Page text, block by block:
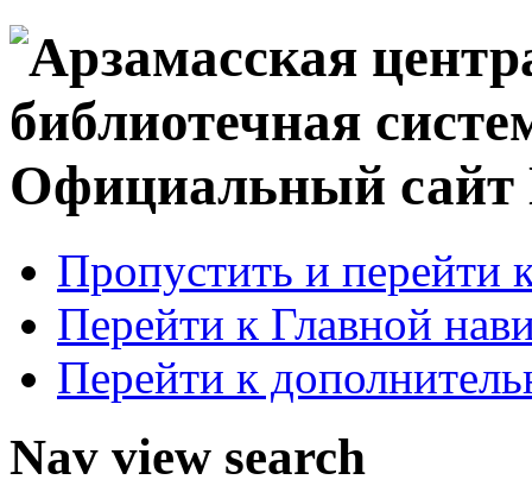
Официальный
Пропустить и перейти
Перейти к Главной
Перейти к
Nav view search